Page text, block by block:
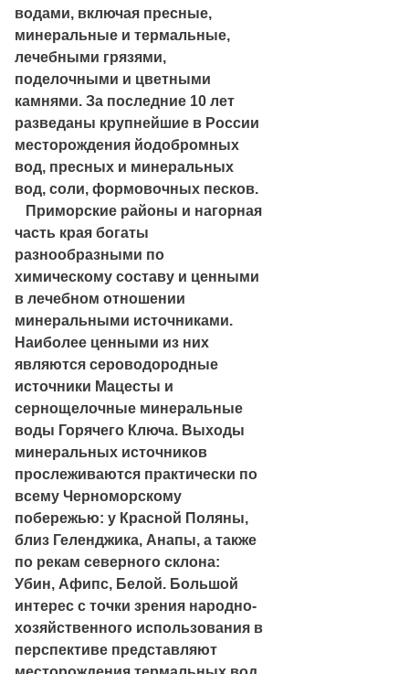
водами, включая пресные,
минеральные и термальные,
лечебными грязями,
поделочными и цветными
камнями. За последние 10 лет
разведаны крупнейшие в России
месторождения йодобромных
вод, пресных и минеральных
вод, соли, формовочных песков.
Приморские районы и нагорная
часть края богаты
разнообразными по
химическому составу и ценными
в лечебном отношении
минеральными источниками.
Наиболее ценными из них
являются сероводородные
источники Мацесты и
сернощелочные минеральные
воды Горячего Ключа. Выходы
минеральных источников
прослеживаются практически по
всему Черноморскому
побережью: у Красной Поляны,
близ Геленджика, Анапы, а также
по рекам северного склона:
Убин, Афипс, Белой. Большой
интерес с точки зрения народно-
хозяйственного использования в
перспективе представляют